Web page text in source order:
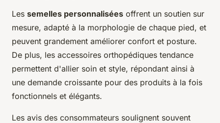
Les semelles personnalisées offrent un soutien sur
mesure, adapté à la morphologie de chaque pied, et
peuvent grandement améliorer confort et posture.
De plus, les accessoires orthopédiques tendance
permettent d'allier soin et style, répondant ainsi à
une demande croissante pour des produits à la fois
fonctionnels et élégants.
Les avis des consommateurs soulignent souvent